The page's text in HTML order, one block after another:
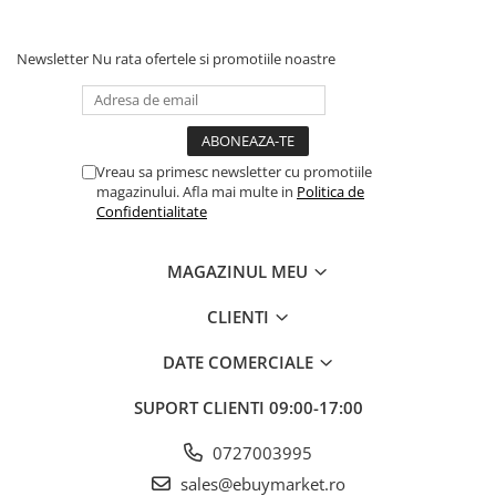
Balonul se livreaza neumflat.
Setul contine un pai transparent pentru umflare balonului
Poate fi umflat cu aer sau heliu.
Alege baloanele pentru a transforma orice eveniment într-o
Newsletter Nu rata ofertele si promotiile noastre
Vreau sa primesc newsletter cu promotiile
magazinului. Afla mai multe in Politica de
Confidentialitate
MAGAZINUL MEU
CLIENTI
DATE COMERCIALE
SUPORT CLIENTI 09:00-17:00
0727003995
sales@ebuymarket.ro